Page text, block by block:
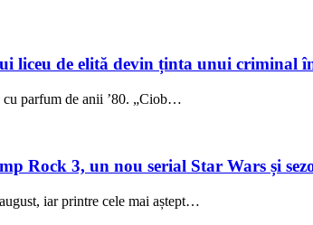
liceu de elită devin ținta unui criminal
parfum de anii ’80. „Ciob…
Rock 3, un nou serial Star Wars și
iar printre cele mai aștept…